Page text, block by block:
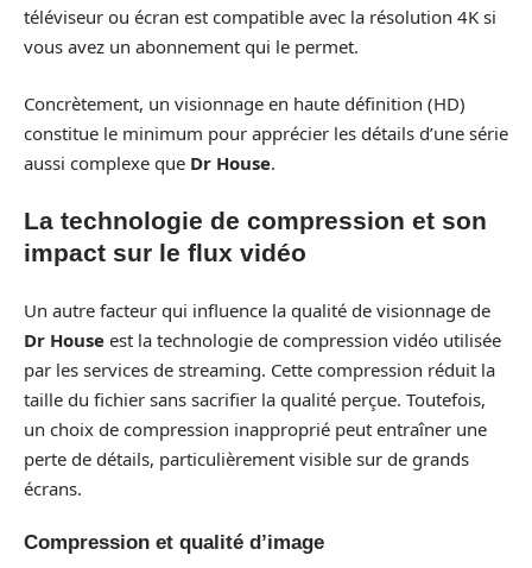
téléviseur ou écran est compatible avec la résolution 4K si
vous avez un abonnement qui le permet.
Concrètement, un visionnage en haute définition (HD)
constitue le minimum pour apprécier les détails d’une série
aussi complexe que Dr House.
La technologie de compression et son
impact sur le flux vidéo
Un autre facteur qui influence la qualité de visionnage de
Dr House est la technologie de compression vidéo utilisée
par les services de streaming. Cette compression réduit la
taille du fichier sans sacrifier la qualité perçue. Toutefois,
un choix de compression inapproprié peut entraîner une
perte de détails, particulièrement visible sur de grands
écrans.
Compression et qualité d’image